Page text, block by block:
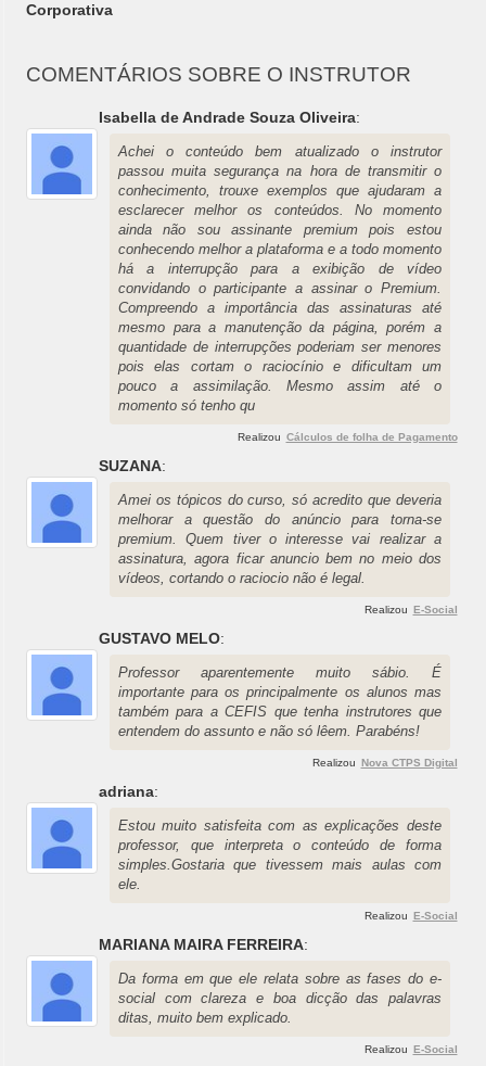
Corporativa
COMENTÁRIOS SOBRE O INSTRUTOR
Isabella de Andrade Souza Oliveira:
Achei o conteúdo bem atualizado o instrutor
passou muita segurança na hora de transmitir o
conhecimento, trouxe exemplos que ajudaram a
esclarecer melhor os conteúdos. No momento
ainda não sou assinante premium pois estou
conhecendo melhor a plataforma e a todo momento
há a interrupção para a exibição de vídeo
convidando o participante a assinar o Premium.
Compreendo a importância das assinaturas até
mesmo para a manutenção da página, porém a
quantidade de interrupções poderiam ser menores
pois elas cortam o raciocínio e dificultam um
pouco a assimilação. Mesmo assim até o
momento só tenho qu
Realizou Cálculos de folha de Pagamento
SUZANA:
Amei os tópicos do curso, só acredito que deveria
melhorar a questão do anúncio para torna-se
premium. Quem tiver o interesse vai realizar a
assinatura, agora ficar anuncio bem no meio dos
vídeos, cortando o raciocio não é legal.
Realizou E-Social
GUSTAVO MELO:
Professor aparentemente muito sábio. É
importante para os principalmente os alunos mas
também para a CEFIS que tenha instrutores que
entendem do assunto e não só lêem. Parabéns!
Realizou Nova CTPS Digital
adriana:
Estou muito satisfeita com as explicações deste
professor, que interpreta o conteúdo de forma
simples.Gostaria que tivessem mais aulas com
ele.
Realizou E-Social
MARIANA MAIRA FERREIRA:
Da forma em que ele relata sobre as fases do e-
social com clareza e boa dicção das palavras
ditas, muito bem explicado.
Realizou E-Social